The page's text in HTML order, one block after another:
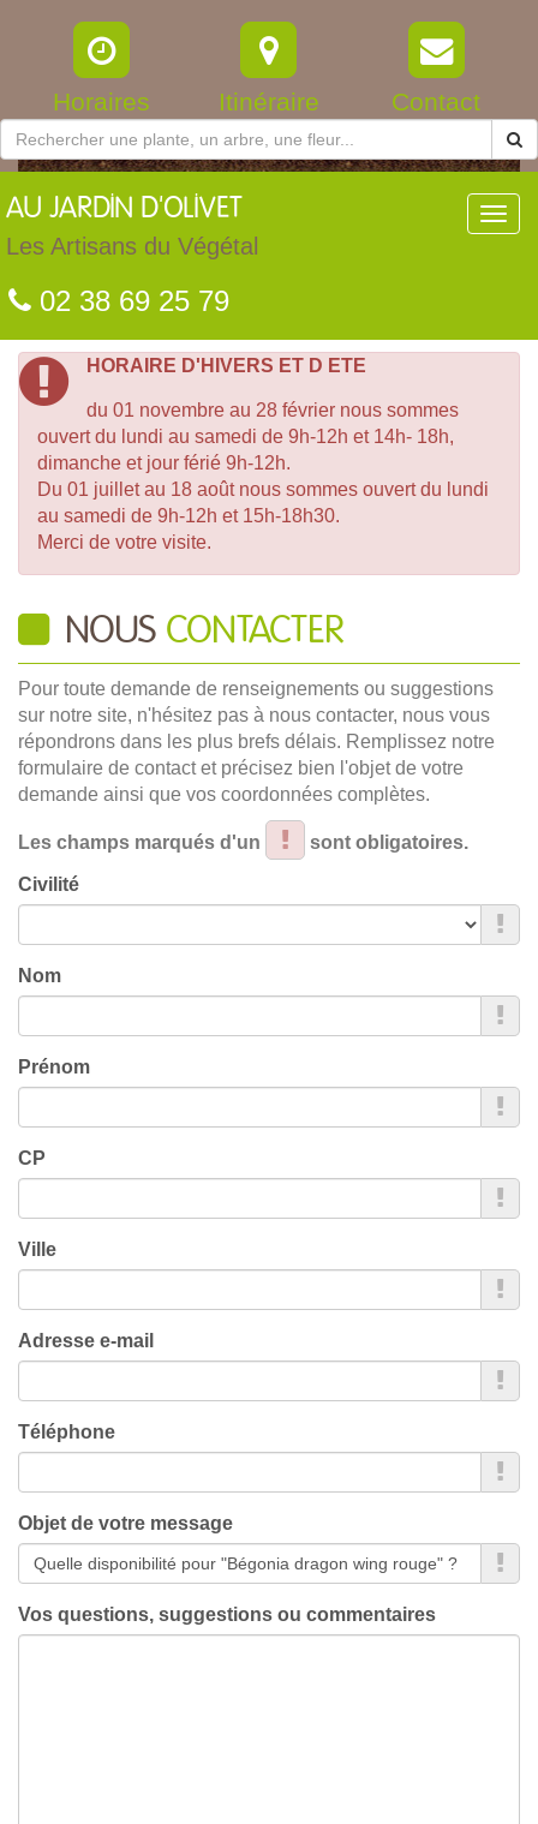
Horaires Itinéraire Contact
AU JARDIN D'OLIVET
Les Artisans du Végétal
02 38 69 25 79
HORAIRE D'HIVERS ET D ETE
du 01 novembre au 28 février nous sommes
ouvert du lundi au samedi de 9h-12h et 14h- 18h,
dimanche et jour férié 9h-12h.
Du 01 juillet au 18 août nous sommes ouvert du lundi
au samedi de 9h-12h et 15h-18h30.
Merci de votre visite.
NOUS CONTACTER
Pour toute demande de renseignements ou suggestions
sur notre site, n'hésitez pas à nous contacter, nous vous
répondrons dans les plus brefs délais. Remplissez notre
formulaire de contact et précisez bien l'objet de votre
demande ainsi que vos coordonnées complètes.
Les champs marqués d'un sont obligatoires.
Civilité
Nom
Prénom
CP
Ville
Adresse e-mail
Téléphone
Objet de votre message
Vos questions, suggestions ou commentaires